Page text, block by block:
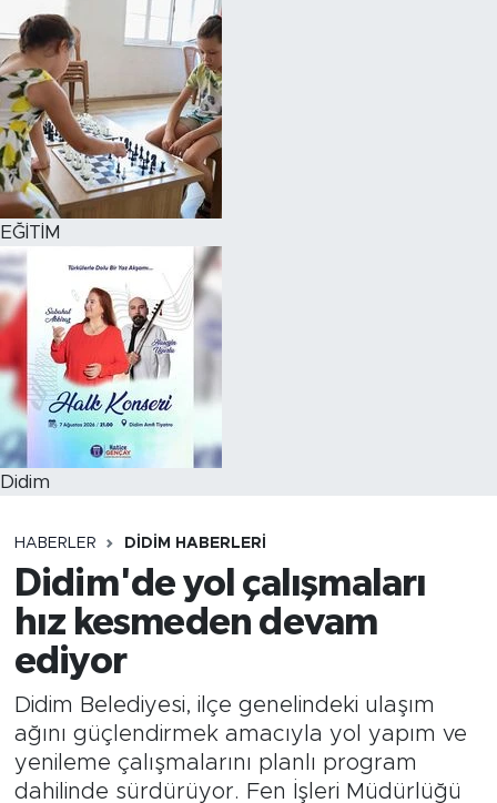
EĞİTİM
Didim
HABERLER DIDIM HABERLERI
Didim'de yol çalışmaları
hız kesmeden devam
ediyor
Didim Belediyesi, ilçe genelindeki ulaşım
ağını güçlendirmek amacıyla yol yapım ve
yenileme çalışmalarını planlı program
dahilinde sürdürüyor. Fen İşleri Müdürlüğü